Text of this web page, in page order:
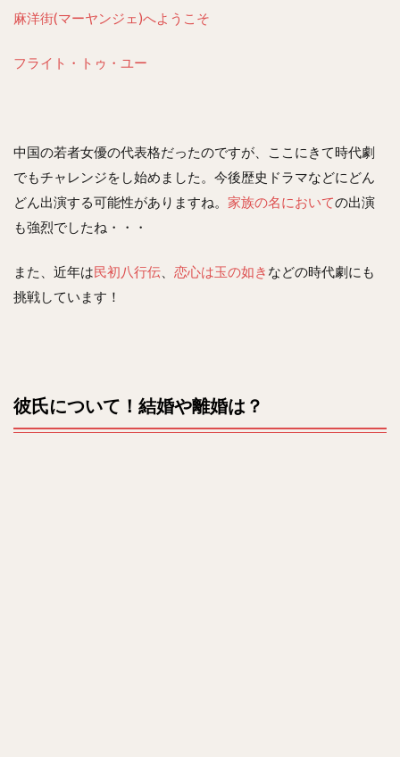
麻洋街(マーヤンジェ)へようこそ
フライト・トゥ・ユー
中国の若者女優の代表格だったのですが、ここにきて時代劇
でもチャレンジをし始めました。今後歴史ドラマなどにどん
どん出演する可能性がありますね。 家族の名においての出演
も強烈でしたね・・・
また、近年は民初八行伝 恋心は玉の如き などの時代劇にも
挑戦しています！
彼氏について！結婚や離婚は？